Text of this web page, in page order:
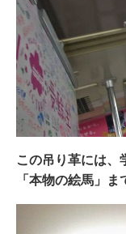
この吊り革には、
「本物の絵馬」